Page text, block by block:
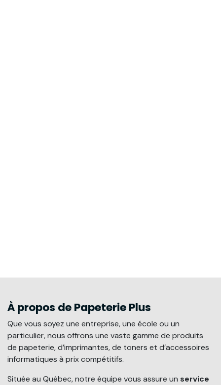
À propos de Papeterie Plus
Que vous soyez une entreprise, une école ou un
particulier, nous offrons une vaste gamme de produits
de papeterie, d’imprimantes, de toners et d’accessoires
informatiques à prix compétitifs.
Située au Québec, notre équipe vous assure un service